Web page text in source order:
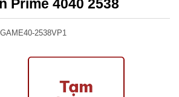
Prime 4040 2538
2538VP1